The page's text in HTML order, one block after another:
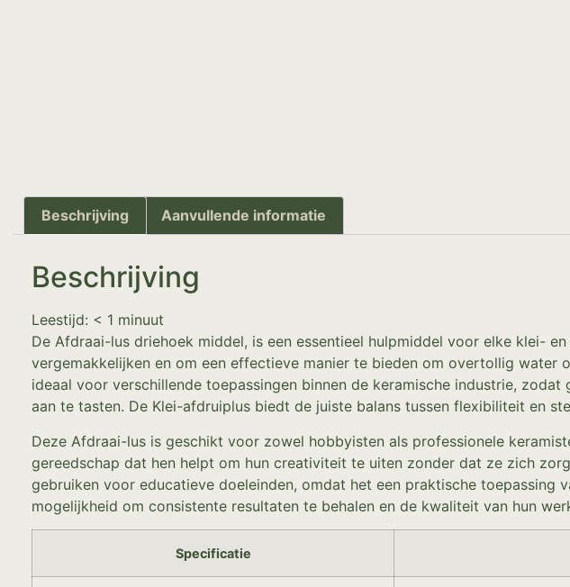
Beschrijving Aanvullende informatie
Beschrijving
Leestijd: < 1 minuut
De Afdraai-lus driehoek middel, is een essentieel hulpmiddel voor elke klei-
vergemakkelijken en om een effectieve manier te bieden om overtollig
ideaal voor verschillende toepassingen binnen de keramische industrie,
aan te tasten. De Klei-afdruiplus biedt de juiste balans tussen flexibiliteit en
Deze Afdraai-lus is geschikt voor zowel hobbyisten als professionele
gereedschap dat hen helpt om hun creativiteit te uiten zonder dat ze zich
gebruiken voor educatieve doeleinden, omdat het een praktische
mogelijkheid om consistente resultaten te behalen en de kwaliteit van hun
Specificatie